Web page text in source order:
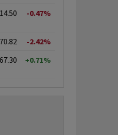
-0.47%
70.82
-2.42%
+0.71%